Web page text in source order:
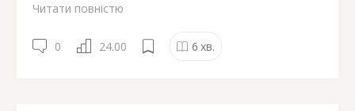
Читати повністю
0 24.00 6 хв.